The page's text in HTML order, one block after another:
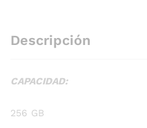
Descripción
CAPACIDAD:
256 GB